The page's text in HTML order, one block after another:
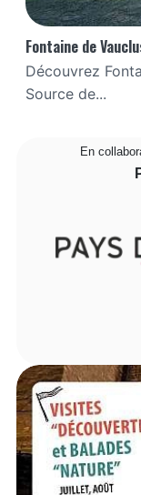
Fontaine de
Découvrez
Source de...
En